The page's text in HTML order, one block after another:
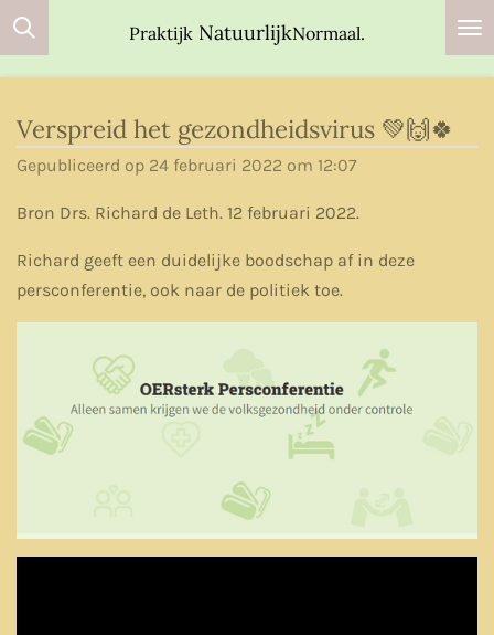
Ga
direct
hoofdinhoud
Praktijk NatuurlijkNormaal.
Verspreid het gezondheidsvirus 💚🙌🍀
Gepubliceerd op 24 februari 2022 om 12:07
Bron Drs. Richard de Leth. 12 februari 2022.
Richard geeft een duidelijke boodschap af in deze
persconferentie, ook naar de politiek toe.